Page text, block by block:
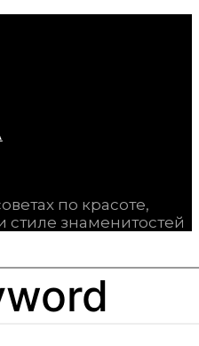
по красоте,
стиле знаменитостей